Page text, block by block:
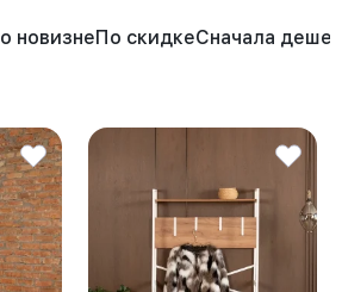
новизнеПо скидкеСначала